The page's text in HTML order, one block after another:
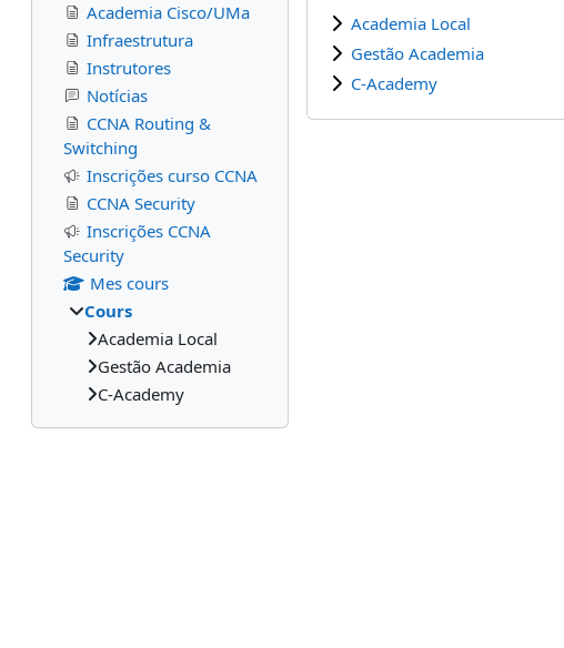
Academia Local
Gestão Academia
C-Academy
Academia Cisco/UMa
Infraestrutura
Instrutores
Notícias
CCNA Routing &
Switching
Inscrições curso CCNA
CCNA Security
Inscrições CCNA
Security
Mes cours
Cours
Academia Local
Gestão Academia
C-Academy